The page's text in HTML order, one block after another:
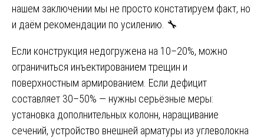
нашем заключении мы не просто констатируем факт, но
и даём рекомендации по усилению. 🔧
Если конструкция недогружена на 10–20%, можно
ограничиться инъектированием трещин и
поверхностным армированием. Если дефицит
составляет 30–50% — нужны серьёзные меры:
установка дополнительных колонн, наращивание
сечений, устройство внешней арматуры из углеволокна